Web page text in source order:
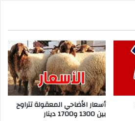
أسعار الأضاحي المعقولة تتراوح
بين 1300 و1700 دينار